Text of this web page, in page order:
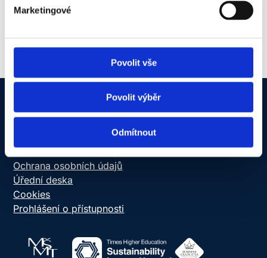
Marketingové
Povolit vše
Povolit výběr
Odmítnout
Online schránka důvěry
Ochrana osobních údajů
Úřední deska
Cookies
Prohlášení o přístupnosti